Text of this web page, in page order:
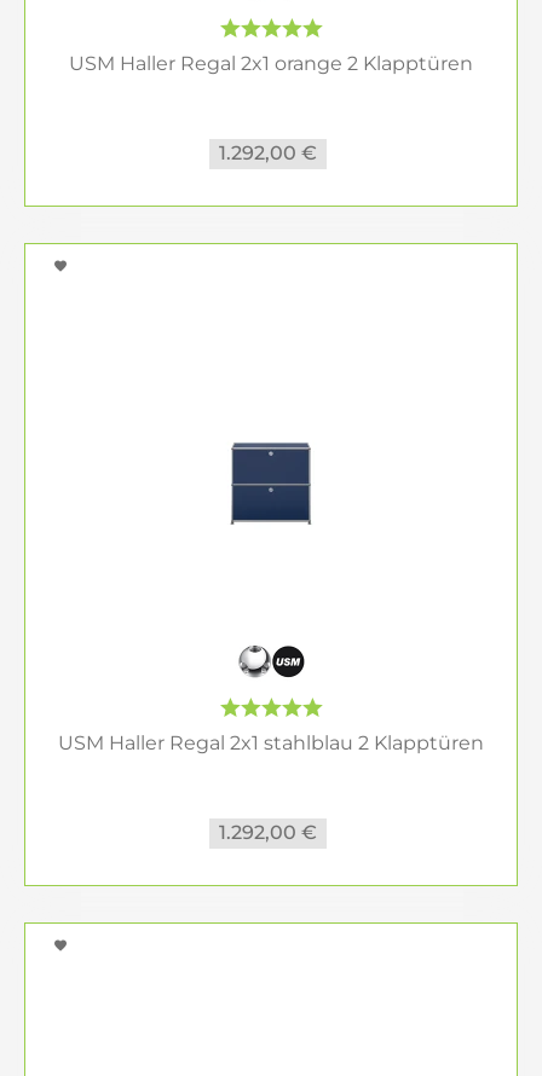
USM Haller Regal 2x1 orange 2 Klapptüren
1.292,00 €
USM Haller Regal 2x1 stahlblau 2 Klapptüren
1.292,00 €